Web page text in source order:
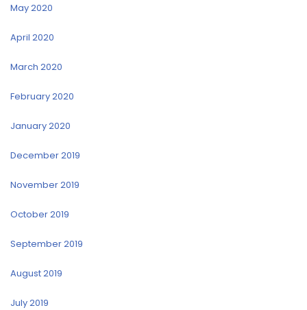
May 2020
April 2020
March 2020
February 2020
January 2020
December 2019
November 2019
October 2019
September 2019
August 2019
July 2019